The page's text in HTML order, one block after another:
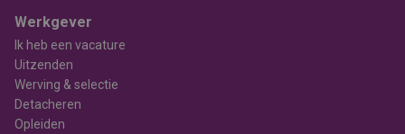
Werkgever
Ik heb een vacature
Uitzenden
Werving & selectie
Detacheren
Opleiden